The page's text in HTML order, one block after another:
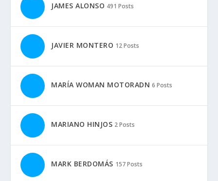
JAMES ALONSO 491 Posts
JAVIER MONTERO 12 Posts
MARÍA WOMAN MOTORADN 6 Posts
MARIANO HINJOS 2 Posts
MARK BERDOMÁS 157 Posts